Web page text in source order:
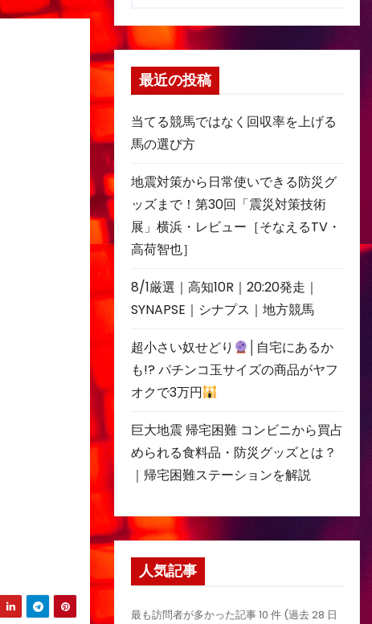
最近の投稿
当てる競馬ではなく回収率を上げる
馬の選び方
地震対策から日常使いできる防災グ
ッズまで！第30回「震災対策技術
展」横浜・レビュー［そなえるTV・
高荷智也］
8/1厳選｜高知10R｜20:20発走｜
SYNAPSE｜シナプス｜地方競馬
超小さい奴せどり
│自宅にあるか
も!? パチンコ玉サイズの商品がヤフ
オクで3万円
巨大地震 帰宅困難 コンビニから買占
められる食料品・防災グッズとは？
｜帰宅困難ステーションを解説
人気記事
最も訪問者が多かった記事 10 件 (過去 28 日